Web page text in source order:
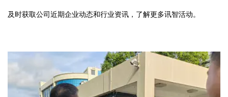
及时获取公司近期企业动态和行业资讯，了解更多讯智活动。